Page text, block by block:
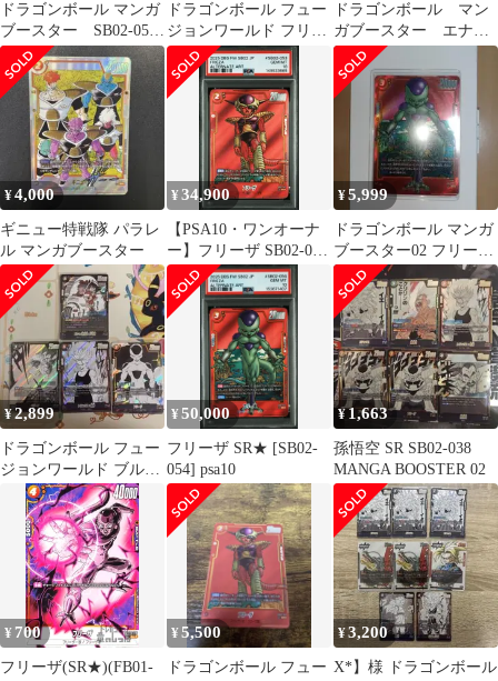
ドラゴンボール マンガ
ブースター SB02-054
フリーザ SRパラレル
ドラゴンボール フュー
ジョンワールド フリー
ザ SR パラレル
ドラゴンボール マン
ガブースター エナジ
ーマーカー
¥4,000
ギニュー特戦隊 パラレ
ル マンガブースター
¥34,900
【PSA10・ワンオーナ
ー】フリーザ SB02-053
SRパラレル マンガブー
スター ドラゴンボール
カード
¥5,999
ドラゴンボール マンガ
ブースター02 フリーザ
SR パラレル SB02-054
¥2,899
ドラゴンボール フュー
ジョンワールド ブルマ/
孫悟空:少年期 SR他ま
とめ売り
¥50,000
フリーザ SR★ [SB02-
054] psa10
¥1,663
孫悟空 SR SB02-038
MANGA BOOSTER 02
¥ 700
フリーザ(SR★)(FB01-
¥5,500
ドラゴンボール フュー
¥3,200
X*】様 ドラゴンボール